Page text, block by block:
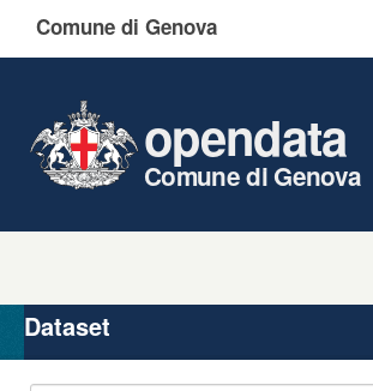
Comune di Genova
opendata
Comune di Genova
Organizzazioni
Gruppi
Dataset